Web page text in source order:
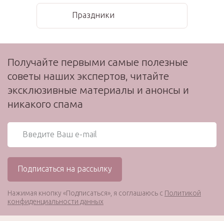
Праздники
Получайте первыми самые полезные
советы наших экспертов, читайте
эксклюзивные материалы и анонсы и
никакого спама
Нажимая кнопку «Подписаться», я соглашаюсь с Политикой
конфиденциальности данных